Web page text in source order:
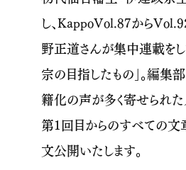
し、KappoVol.87から
野正道さんが集中連載を
宗の目指したもの」。編集
籍化の声が多く寄せられ
第1回目からのすべての文
文公開いたします。